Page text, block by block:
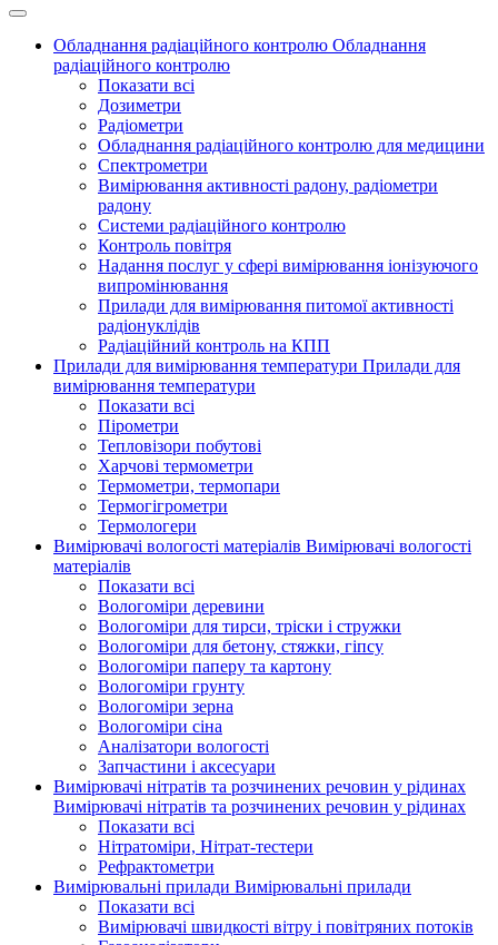
Обладнання радіаційного контролю Обладнання
радіаційного контролю
Показати всі
Дозиметри
Радіометри
Обладнання радіаційного контролю для медицини
Спектрометри
Вимірювання активності радону, радіометри
радону
Системи радіаційного контролю
Контроль повітря
Надання послуг у сфері вимірювання іонізуючого
випромінювання
Прилади для вимірювання питомої активності
радіонуклідів
Радіаційний контроль на КПП
Прилади для вимірювання температури Прилади для
вимірювання температури
Показати всі
Пірометри
Тепловізори побутові
Харчові термометри
Термометри, термопари
Термогігрометри
Термологери
Вимірювачі вологості матеріалів Вимірювачі вологості
матеріалів
Показати всі
Вологоміри деревини
Вологоміри для тирси, тріски і стружки
Вологоміри для бетону, стяжки, гіпсу
Вологоміри паперу та картону
Вологоміри грунту
Вологоміри зерна
Вологоміри сіна
Аналізатори вологості
Запчастини і аксесуари
Вимірювачі нітратів та розчинених речовин у рідинах
Вимірювачі нітратів та розчинених речовин у рідинах
Показати всі
Нітратоміри, Нітрат-тестери
Рефрактометри
Вимірювальні прилади Вимірювальні прилади
Показати всі
Вимірювачі швидкості вітру і повітряних потоків